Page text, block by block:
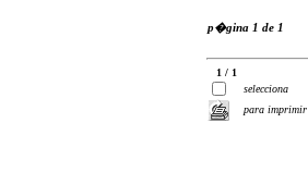
p�gina 1 de 1
1 / 1
selecciona
para imprimir